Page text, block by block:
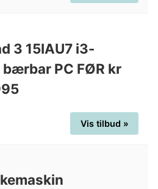
3 15IAU7 i3-
PC FØR kr
Vis tilbud »